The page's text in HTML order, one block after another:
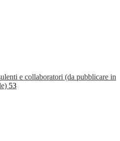
e collaboratori (da pubblicare in
53